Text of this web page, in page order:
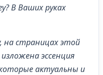
В Ваших руках
на страницах этой
эссенция
актуальны и